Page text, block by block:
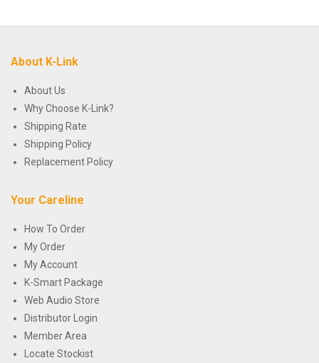
About K-Link
About Us
Why Choose K-Link?
Shipping Rate
Shipping Policy
Replacement Policy
Your Careline
How To Order
My Order
My Account
K-Smart Package
Web Audio Store
Distributor Login
Member Area
Locate Stockist